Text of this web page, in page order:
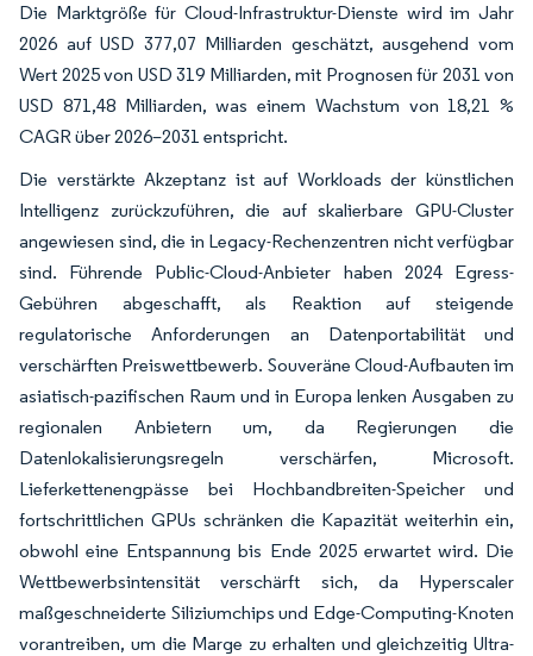
Die Marktgröße für Cloud-Infrastruktur-Dienste wird im Jahr
2026 auf USD 377,07 Milliarden geschätzt, ausgehend vom
Wert 2025 von USD 319 Milliarden, mit Prognosen für 2031 von
USD 871,48 Milliarden, was einem Wachstum von 18,21 %
CAGR über 2026–2031 entspricht.
Die verstärkte Akzeptanz ist auf Workloads der künstlichen
Intelligenz zurückzuführen, die auf skalierbare GPU-Cluster
angewiesen sind, die in Legacy-Rechenzentren nicht verfügbar
sind. Führende Public-Cloud-Anbieter haben 2024 Egress-
Gebühren abgeschafft, als Reaktion auf steigende
regulatorische Anforderungen an Datenportabilität und
verschärften Preiswettbewerb. Souveräne Cloud-Aufbauten im
asiatisch-pazifischen Raum und in Europa lenken Ausgaben zu
regionalen Anbietern um, da Regierungen die
Datenlokalisierungsregeln verschärfen, Microsoft.
Lieferkettenengpässe bei Hochbandbreiten-Speicher und
fortschrittlichen GPUs schränken die Kapazität weiterhin ein,
obwohl eine Entspannung bis Ende 2025 erwartet wird. Die
Wettbewerbsintensität verschärft sich, da Hyperscaler
maßgeschneiderte Siliziumchips und Edge-Computing-Knoten
vorantreiben, um die Marge zu erhalten und gleichzeitig Ultra-